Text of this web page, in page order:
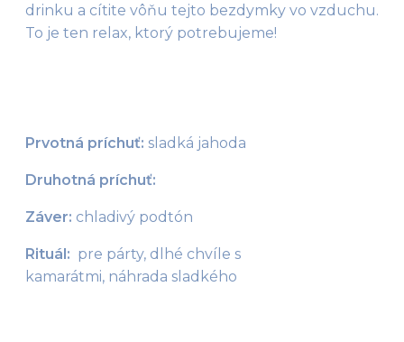
drinku a cítite vôňu tejto bezdymky vo vzduchu.
To je ten relax, ktorý potrebujeme!
Prvotná príchuť: sladká jahoda
Druhotná príchuť:
Záver: chladivý podtón
Rituál: pre párty, dlhé chvíle s
kamarátmi, náhrada sladkého